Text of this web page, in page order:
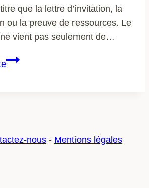
que la lettre d’invitation, la
ou la preuve de ressources. Le
vient pas seulement de…
Pourquoi
visasnous - Mentions légales